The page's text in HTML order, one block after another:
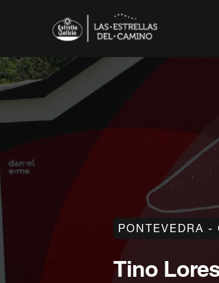
Tino
PONTEVEDRA -